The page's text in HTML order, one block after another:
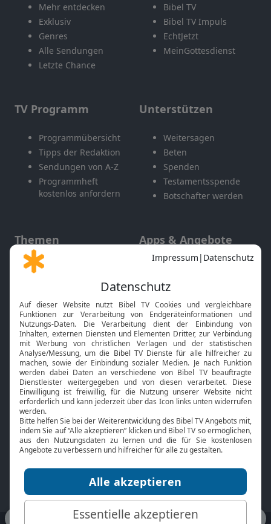
Mehr entdecken
Exklusiv
Genres
Alle Sendungen
Letzte Chance
Bibel TV
Bibel TV Impuls
EchtJetzt
MeinGottesdienst
TV Programm
Programmübersicht
Tipps der Redaktion
Sendungen von A-Z
Programmheft
kostenlos anfordern
Unterstützen
Weitersagen
Beten
Spenden
Testamentsspende
Botschafter werden
Themen
Gott und Bibel erklärt
Neuigkeiten
Apps & Angebote
Mobile App
Smart TV
HbbTV
Bibelthek Online-Bibel
Nächster Gottesdienst
Bibel TV
Über uns
Jobs
Mediadaten
Service
Kontakt
TV-Empfang